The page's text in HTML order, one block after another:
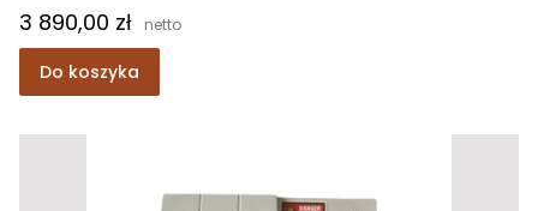
Cena
3 890,00 zł
Do koszyka